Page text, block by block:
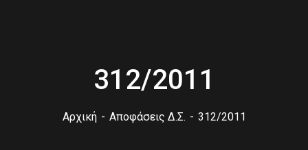
312/2011
Αρχική Αποφάσεις Δ.Σ. 312/2011